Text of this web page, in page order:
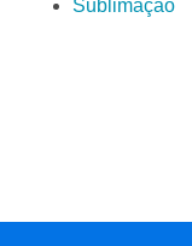
Sublimação